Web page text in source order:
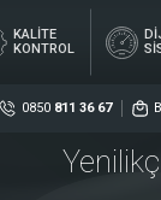
KALİTE
KONTROL
0850 811 36 67